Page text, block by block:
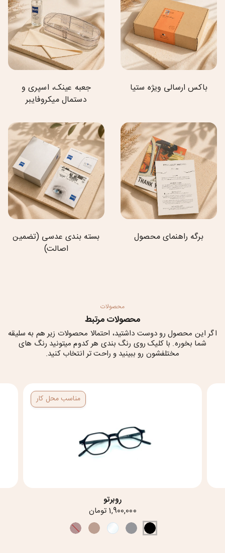
باکس ارسالی ویژه ستیا
جعبه عینک، اسپری و
دستمال میکروفایبر
برگه راهنمای محصول
بسته بندی عدسی (تضمین
اصالت)
محصولات
محصولات مرتبط
اگر این محصول رو دوست داشتید، احتمالا محصولات زیر هم به سلیقه
شما بخوره. با کلیک روی رنگ بندی هر کدوم میتونید رنگ های
مختلفشون رو ببینید و راحت تر انتخاب کنید.
مناسب محل کار
روبرتو
1,900,000 تومان